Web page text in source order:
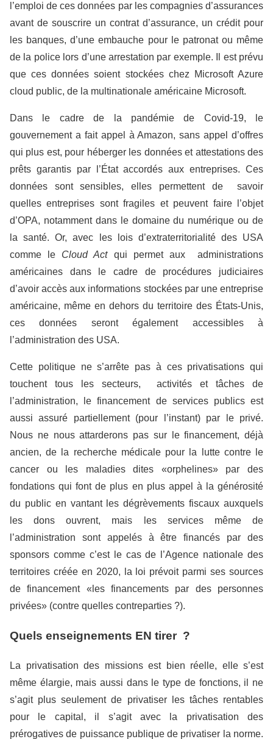
l’emploi de ces données par les compagnies d’assurances
avant de souscrire un contrat d’assurance, un crédit pour
les banques, d’une embauche pour le patronat ou même
de la police lors d’une arrestation par exemple. Il est prévu
que ces données soient stockées chez Microsoft Azure
cloud public, de la multinationale américaine Microsoft.
Dans le cadre de la pandémie de Covid-19, le
gouvernement a fait appel à Amazon, sans appel d’offres
qui plus est, pour héberger les données et attestations des
prêts garantis par l’État accordés aux entreprises. Ces
données sont sensibles, elles permettent de savoir
quelles entreprises sont fragiles et peuvent faire l’objet
d’OPA, notamment dans le domaine du numérique ou de
la santé. Or, avec les lois d’extraterritorialité des USA
comme le Cloud Actqui permet aux administrations
américaines dans le cadre de procédures judiciaires
d’avoir accès aux informations stockées par une entreprise
américaine, même en dehors du territoire des États-Unis,
ces données seront également accessibles à
l’administration des USA.
Cette politique ne s’arrête pas à ces privatisations qui
touchent tous les secteurs, activités et tâches de
l’administration, le financement de services publics est
aussi assuré partiellement (pour l’instant) par le privé.
Nous ne nous attarderons pas sur le financement, déjà
ancien, de la recherche médicale pour la lutte contre le
cancer ou les maladies dites «orphelines» par des
fondations qui font de plus en plus appel à la générosité
du public en vantant les dégrèvements fiscaux auxquels
les dons ouvrent, mais les services même de
l’administration sont appelés à être financés par des
sponsors comme c’est le cas de l’Agence nationale des
territoires créée en 2020, la loi prévoit parmi ses sources
de financement «les financements par des personnes
privées» (contre quelles contreparties ?).
Quels enseignements EN tirer ?
La privatisation des missions est bien réelle, elle s’est
même élargie, mais aussi dans le type de fonctions, il ne
s’agit plus seulement de privatiser les tâches rentables
pour le capital, il s’agit avec la privatisation des
prérogatives de puissance publique de privatiser la norme.